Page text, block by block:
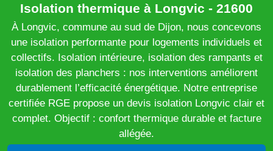
Isolation thermique à Longvic - 21600
À Longvic, commune au sud de Dijon, nous concevons
une isolation performante pour logements individuels et
collectifs. Isolation intérieure, isolation des rampants et
isolation des planchers : nos interventions améliorent
durablement l’efficacité énergétique. Notre entreprise
certifiée RGE propose un devis isolation Longvic clair et
complet. Objectif : confort thermique durable et facture
allégée.